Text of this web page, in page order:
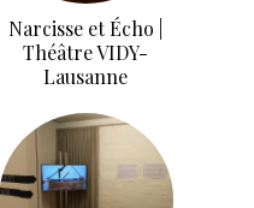
Narcisse et Écho |
Théâtre VIDY-
Lausanne